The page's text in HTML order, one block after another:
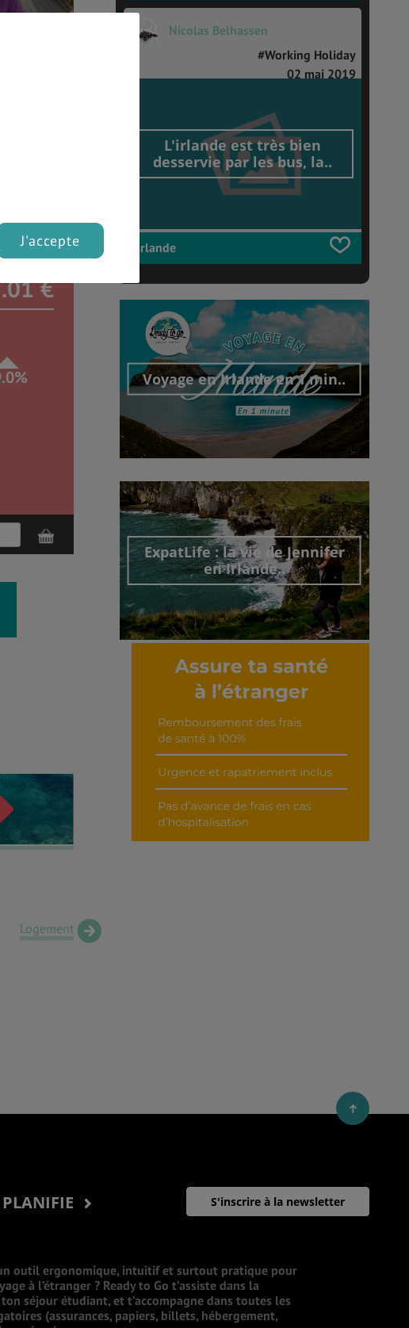
€
Logement
Nicolas Belhassen
#Working Holiday
02 mai 2019
L'irlande est très bien
desservie par les bus, la..
, Irlande
Voyage en Irlande en 1 min..
Découvrir cet interview
ExpatLife : la vie de Jennifer
en Irlande..
S'inscrire à la newsletter
PLANIFIE
outil ergonomique, intuitif et surtout pratique pour
à l’étranger ? Ready to Go t’assiste dans la
séjour étudiant, et t’accompagne dans toutes les
(assurances, papiers, billets, hébergement,
J'accepte